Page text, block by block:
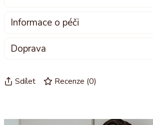
Informace o péči
Pokud používáte pračku, zvolte jemný
Doprava
dokonce ve stejný pracovní den!
Sdílet Recenze (0)